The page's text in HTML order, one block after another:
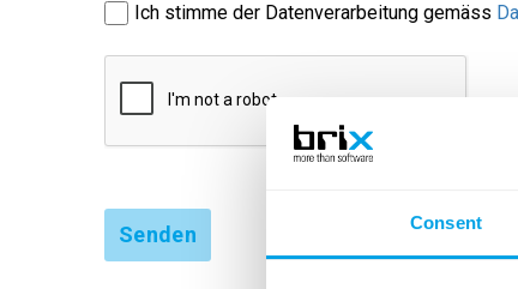
Consent
Ich stimme der Datenverarbeitung gemäss
Senden